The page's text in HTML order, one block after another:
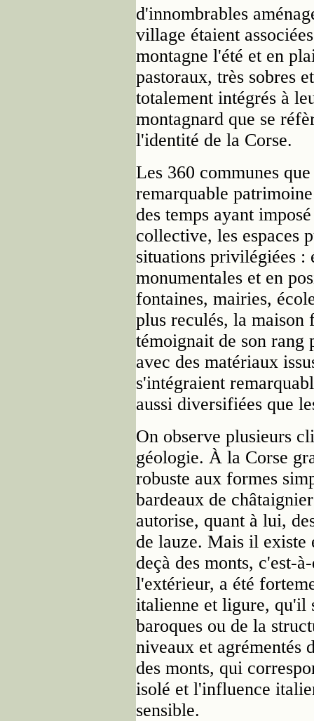
d'innombrables
village étaient
montagne l'été et en
pastoraux, très sobres
totalement intégrés à
montagnard que se
l'identité de la Corse.
Les 360 communes
remarquable
des temps ayant
collective, les espaces
situations privilégiées :
monumentales et en
fontaines, mairies,
plus reculés, la
témoignait de son rang
avec des matériaux
s'intégraient
aussi diversifiées que
On observe plusieurs
géologie. À la Corse
robuste aux formes
bardeaux de
autorise, quant à lui,
de lauze. Mais il
deçà des monts, c'est-
l'extérieur, a été
italienne et ligure, qu'il
baroques ou de la
niveaux et agrémentés
des monts, qui
isolé et l'influence
sensible.